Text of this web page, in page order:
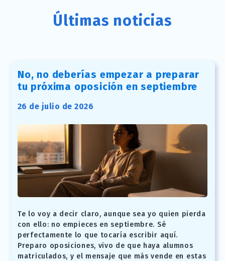
Últimas noticias
No, no deberías empezar a preparar
tu próxima oposición en septiembre
26 de julio de 2026
Te lo voy a decir claro, aunque sea yo quien pierda
con ello: no empieces en septiembre. Sé
perfectamente lo que tocaría escribir aquí.
Preparo oposiciones, vivo de que haya alumnos
matriculados, y el mensaje que más vende en estas